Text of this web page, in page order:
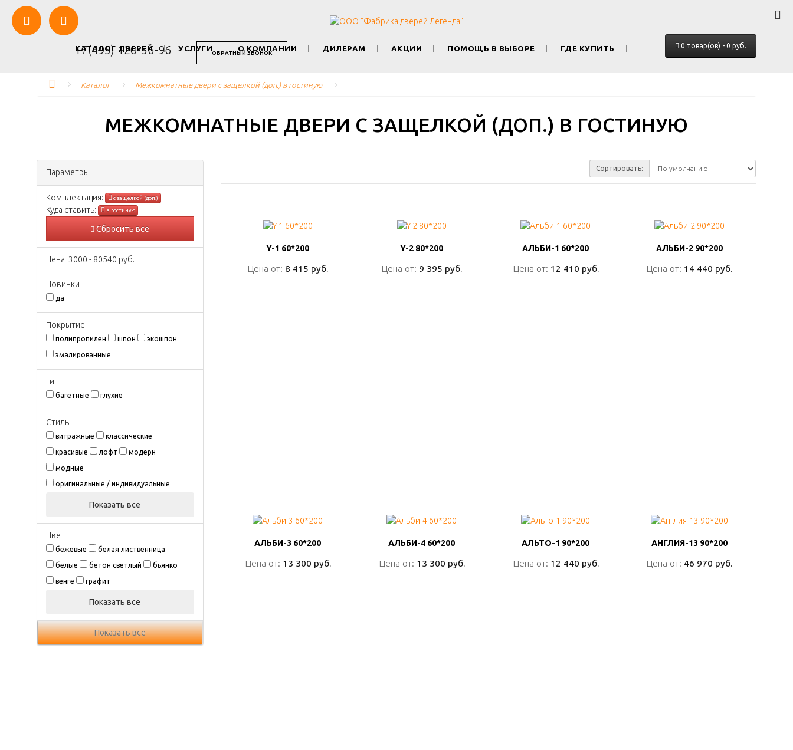
+7(495) 120-56-96 ОБРАТНЫЙ ЗВОНОК
КАТАЛОГ ДВЕРЕЙ УСЛУГИ О КОМПАНИИ ДИЛЕРАМ АКЦИИ ПОМОЩЬ В ВЫБОРЕ ГДЕ КУПИТЬ 0 товар(ов) - 0 руб.
Каталог Межкомнатные двери с защелкой (доп.) в гостиную
МЕЖКОМНАТНЫЕ ДВЕРИ С ЗАЩЕЛКОЙ (ДОП.) В ГОСТИНУЮ
Параметры
Комплектация: с защелкой (доп.)
Куда ставить: в гостиную
Сбросить все
Цена 3000 - 80540 руб.
Новинки
да
Покрытиe
полипропилен шпон экошпон
эмалированные
Тип
багетные глухие
Стиль
витражные классические
красивые лофт модерн
модные
оригинальные / индивидуальные
Показать все
Цвeт
бежевые белая лиственница
белые бетон светлый бьянко
венге графит
Показать все
Показать все
Сортировать:
Y-1 60*200
Цена от: 8 415 руб.
Y-1 60*200
Цена от: 8 415 руб.
Y-2 80*200
Цена от: 9 395 руб.
Y-2 80*200
Цена от: 9 395 руб.
АЛЬБИ-1 60*200
Цена от: 12 410 руб.
АЛЬБИ-1 60*200
Цена от: 12 410 руб.
АЛЬБИ-2 90*200
Цена от: 14 440 руб.
АЛЬБИ-2 90*200
Цена от: 14 440 руб.
АЛЬБИ-3 60*200
Цена от: 13 300 руб.
АЛЬБИ-3 60*200
Цена от: 13 300 руб.
АЛЬБИ-4 60*200
Цена от: 13 300 руб.
АЛЬБИ-4 60*200
Цена от: 13 300 руб.
АЛЬТО-1 90*200
Цена от: 12 440 руб.
АЛЬТО-1 90*200
Цена от: 12 440 руб.
АНГЛИЯ-13 90*200
Цена от: 46 970 руб.
АНГЛИЯ-13 90*200
Цена от: 46 970 руб.